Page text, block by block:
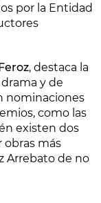
por la Entidad
, destaca la
y de
nominaciones
como las
existen dos
obras más
Arrebato de no